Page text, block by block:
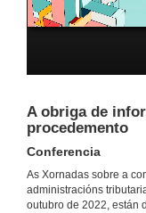
A obriga de
procedemento
Conferencia
As Xornadas sobre a
administracións
outubro de 2022, están